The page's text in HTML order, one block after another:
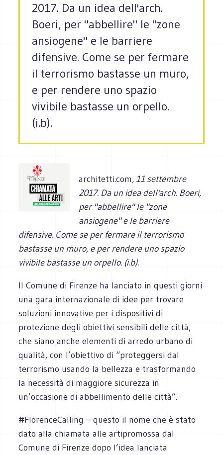
2017. Da un idea dell'arch.
Boeri, per "abbellire" le "zone
ansiogene" e le barriere
difensive. Come se per fermare
il terrorismo bastasse un muro,
e per rendere uno spazio
vivibile bastasse un orpello.
(i.b).
architetti.com, 11 settembre
2017. Da un idea dell'arch. Boeri,
per "abbellire" le "zone
ansiogene" e le barriere
difensive. Come se per fermare il terrorismo
bastasse un muro, e per rendere uno spazio
vivibile bastasse un orpello. (i.b).
Il Comune di Firenze ha lanciato in questi giorni
una gara internazionale di idee per trovare
soluzioni innovative per i dispositivi di
protezione degli obiettivi sensibili delle città,
che siano anche elementi di arredo urbano di
qualità, con l’obiettivo di “proteggersi dal
terrorismo usando la bellezza e trasformando
la necessità di maggiore sicurezza in
un’occasione di abbellimento delle città”.
#FlorenceCalling – questo il nome che è stato
dato alla chiamata alle artipromossa dal
Comune di Firenze dopo l’idea lanciata